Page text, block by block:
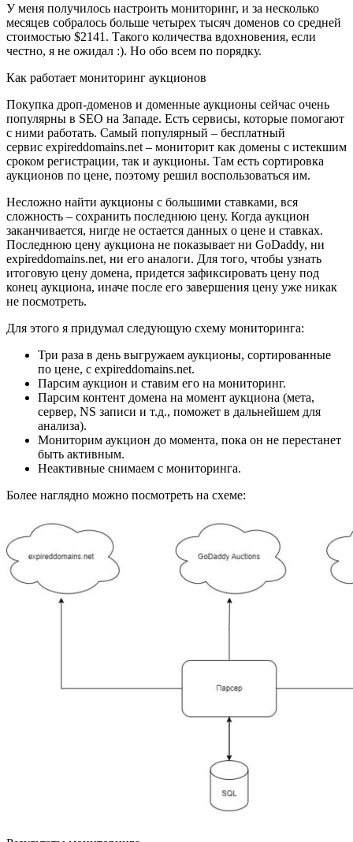
У меня получилось настроить мониторинг, и за несколько
месяцев собралось больше четырех тысяч доменов со средней
стоимостью $2141. Такого количества вдохновения, если
честно, я не ожидал :). Но обо всем по порядку.
Как работает мониторинг аукционов
Покупка дроп-доменов и доменные аукционы сейчас очень
популярны в SEO на Западе. Есть сервисы, которые помогают
с ними работать. Самый популярный – бесплатный
сервис expireddomains.net – мониторит как домены с истекшим
сроком регистрации, так и аукционы. Там есть сортировка
аукционов по цене, поэтому решил воспользоваться им.
Несложно найти аукционы с большими ставками, вся
сложность – сохранить последнюю цену. Когда аукцион
заканчивается, нигде не остается данных о цене и ставках.
Последнюю цену аукциона не показывает ни GoDaddy, ни
expireddomains.net, ни его аналоги. Для того, чтобы узнать
итоговую цену домена, придется зафиксировать цену под
конец аукциона, иначе после его завершения цену уже никак
не посмотреть.
Для этого я придумал следующую схему мониторинга:
Три раза в день выгружаем аукционы, сортированные
по цене, с expireddomains.net.
Парсим аукцион и ставим его на мониторинг.
Парсим контент домена на момент аукциона (мета,
сервер, NS записи и т.д., поможет в дальнейшем для
анализа).
Мониторим аукцион до момента, пока он не перестанет
быть активным.
Неактивные снимаем с мониторинга.
Более наглядно можно посмотреть на схеме: